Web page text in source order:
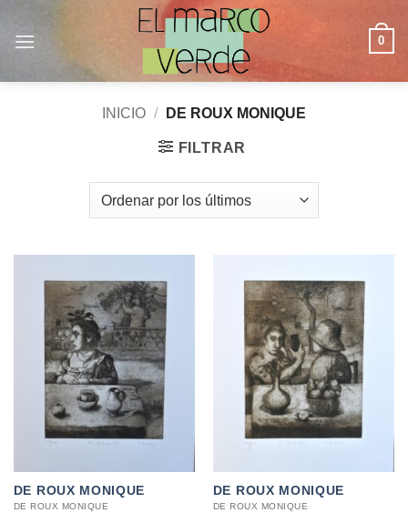
0
INICIO / DE ROUX MONIQUE
FILTRAR
DE ROUX MONIQUE
DE ROUX MONIQUE
DE ROUX MONIQUE
DE ROUX MONIQUE